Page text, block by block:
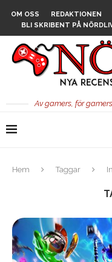
OM OSS REDAKTIONEN
BLI SKRIBENT PÅ
Av gamers, för
Hem Taggar